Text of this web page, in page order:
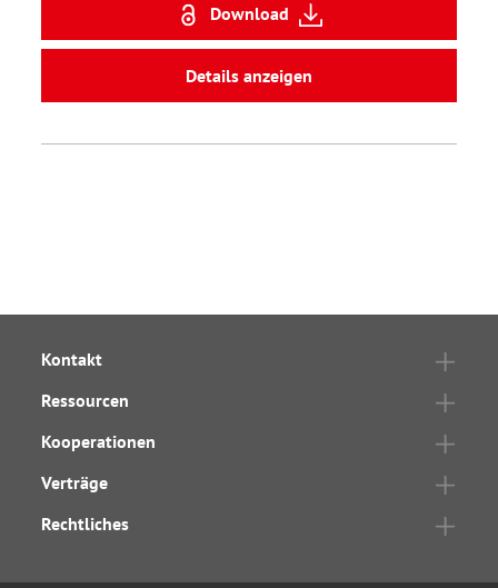
Download
Details anzeigen
Kontakt
Ressourcen
Kooperationen
Verträge
Rechtliches